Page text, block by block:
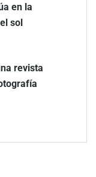
en la
sol
revista